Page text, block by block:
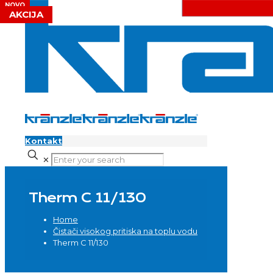
Kontakt
✕
Therm C 11/130
Home
Čistači visokog pritiska na toplu vodu
Therm C 11/130